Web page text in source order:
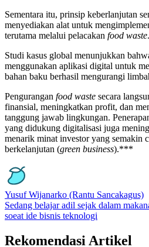
Sementara itu, prinsip keberlanjutan
menyediakan alat untuk
terutama melalui pelacakan food waste.
Studi kasus global menunjukkan
menggunakan aplikasi digital untuk
bahan baku berhasil mengurangi
Pengurangan food waste secara
finansial, meningkatkan profit, dan
tanggung jawab lingkungan.
yang didukung digitalisasi juga
menarik minat investor yang semakin
berkelanjutan (green business).***
Yusuf Wijanarko (Rantu Sancakagus)
Sedang belajar adil sejak dalam
soeat ide bisnis teknologi
Rekomendasi Artikel